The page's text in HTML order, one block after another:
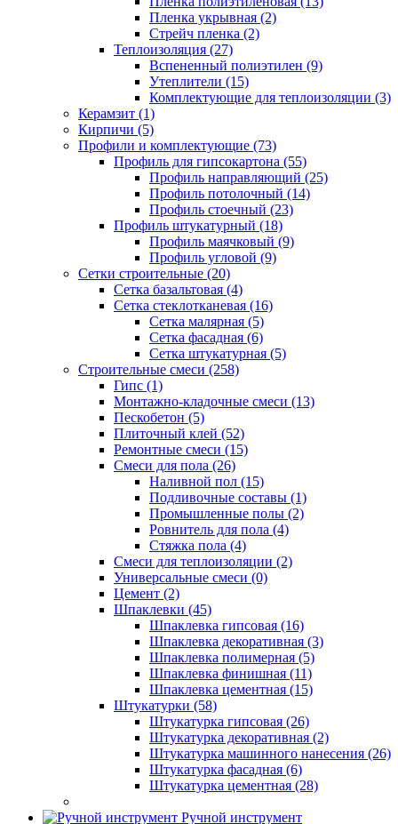
Пленка укрывная (2)
Стрейч пленка (2)
Теплоизоляция (27)
Вспененный полиэтилен (9)
Утеплители (15)
Комплектующие для теплоизоляции (3)
Керамзит (1)
Кирпичи (5)
Профили и комплектующие (73)
Профиль для гипсокартона (55)
Профиль направляющий (25)
Профиль потолочный (14)
Профиль стоечный (23)
Профиль штукатурный (18)
Профиль маячковый (9)
Профиль угловой (9)
Сетки строительные (20)
Сетка базальтовая (4)
Сетка стеклотканевая (16)
Сетка малярная (5)
Сетка фасадная (6)
Сетка штукатурная (5)
Строительные смеси (258)
Гипс (1)
Монтажно-кладочные смеси (13)
Пескобетон (5)
Плиточный клей (52)
Ремонтные смеси (15)
Смеси для пола (26)
Наливной пол (15)
Подливочные составы (1)
Промышленные полы (2)
Ровнитель для пола (4)
Стяжка пола (4)
Смеси для теплоизоляции (2)
Универсальные смеси (0)
Цемент (2)
Шпаклевки (45)
Шпаклевка гипсовая (16)
Шпаклевка декоративная (3)
Шпаклевка полимерная (5)
Шпаклевка финишная (11)
Шпаклевка цементная (15)
Штукатурки (58)
Штукатурка гипсовая (26)
Штукатурка декоративная (2)
Штукатурка машинного нанесения (26)
Штукатурка фасадная (6)
Штукатурка цементная (28)
Ручной инструмент